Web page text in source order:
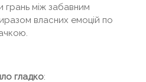
грань між забавним
власних емоцій по
гладко: